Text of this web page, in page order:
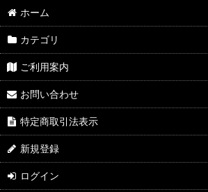
ホーム
カテゴリ
ご利用案内
お問い合わせ
特定商取引法表示
新規登録
ログイン